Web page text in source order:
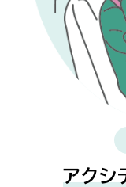
アクシ